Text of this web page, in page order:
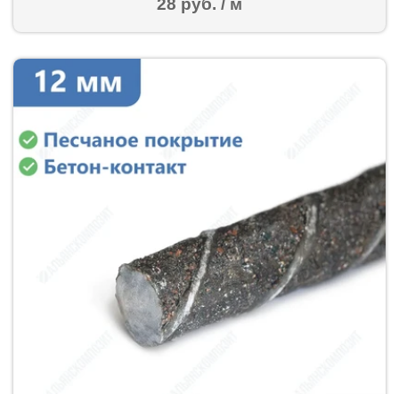
28 руб. / м